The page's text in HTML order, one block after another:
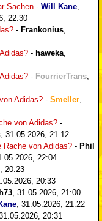
Sachen - Will Kane
22:30
- Frankonius
- haweka
- FourrierTrans
Adidas? - Smeller
von Adidas? -
31.05.2026, 21:12
Rache von Adidas? - Phil
22:04
20:23
20:33
31.05.2026, 21:00
31.05.2026, 21:22
20:31